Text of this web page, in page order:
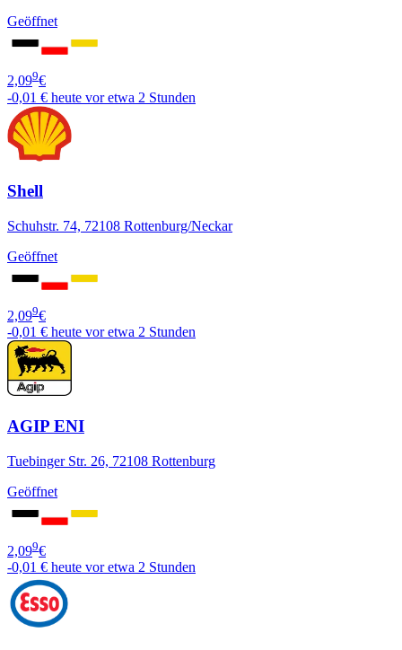
Geöffnet
2,099€
-0,01 € heute vor etwa 2 Stunden
Shell
Schuhstr. 74, 72108 Rottenburg/Neckar
Geöffnet
2,099€
-0,01 € heute vor etwa 2 Stunden
AGIP ENI
Tuebinger Str. 26, 72108 Rottenburg
Geöffnet
2,099€
-0,01 € heute vor etwa 2 Stunden